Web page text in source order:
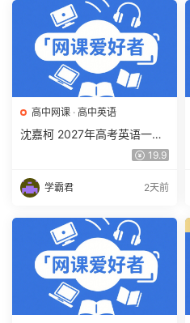
高中网课 · 高中英语
沈嘉柯 2027年高考英语一轮
复习网课教程 高三英语 上学
下载
19.9
学霸君 2天前